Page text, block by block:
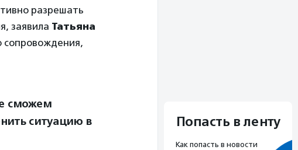
разрешать
заявила Татьяна
сопровождения,
сможем
ситуацию в
Попасть в ленту
Как попасть в новости